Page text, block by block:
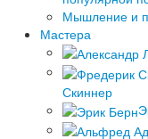
Мышление и
Мастера
Скиннер